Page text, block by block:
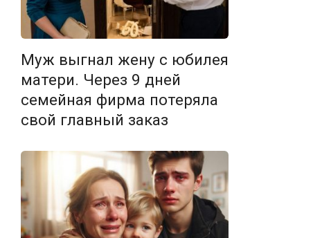
Муж выгнал жену с юбилея
матери. Через 9 дней
семейная фирма потеряла
свой главный заказ